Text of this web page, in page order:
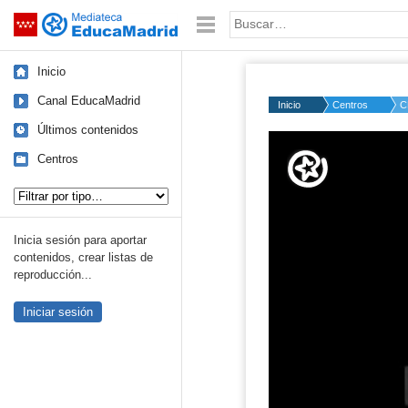
Saltar navegación Palabra o frase:
Inicio
Canal EducaMadrid
Últimos contenidos
Centros
Inicia sesión para aportar
contenidos, crear listas de
reproducción...
Iniciar sesión
Inicio Centros
50%